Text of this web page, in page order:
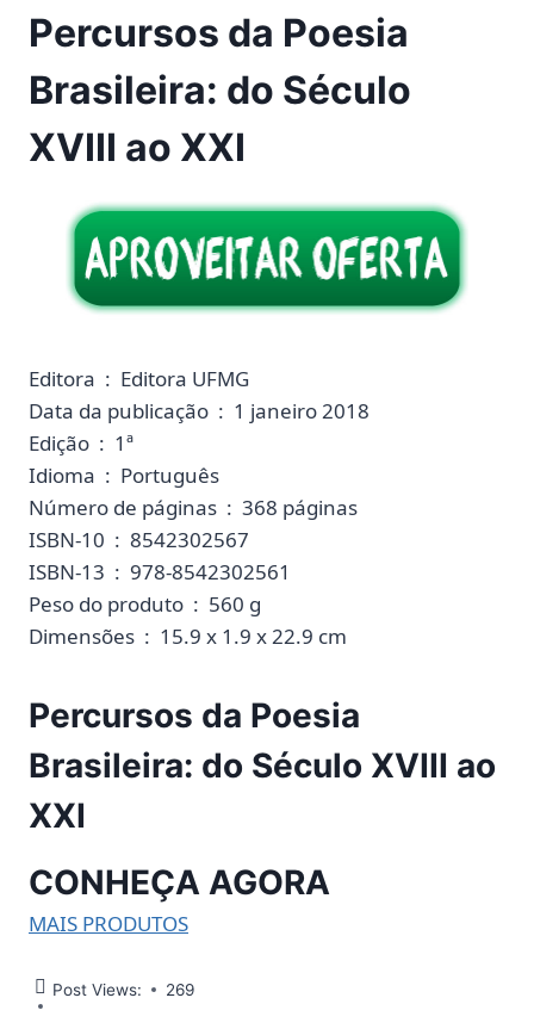
Percursos da Poesia
Brasileira: do Século
XVIII ao XXI
Editora ‏ : ‎ Editora UFMG
Data da publicação ‏ : ‎ 1 janeiro 2018
Edição ‏ : ‎ 1ª
Idioma ‏ : ‎ Português
Número de páginas ‏ : ‎ 368 páginas
ISBN-10 ‏ : ‎ 8542302567
ISBN-13 ‏ : ‎ 978-8542302561
Peso do produto ‏ : ‎ 560 g
Dimensões ‏ : ‎ 15.9 x 1.9 x 22.9 cm
Percursos da Poesia
Brasileira: do Século XVIII ao
XXI
CONHEÇA AGORA
MAIS PRODUTOS
Post Views: 269